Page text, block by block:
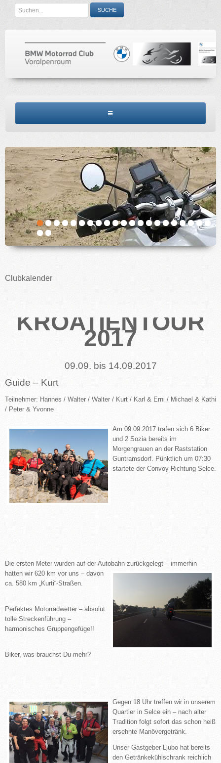
Search
...
SUCHE
CLUBINFO
TERMINE
ACCESSORIES
KONTAKT
IMPRESSUM
Clubkalender
KROATIENTOUR
2017
09.09. bis 14.09.2017
Guide – Kurt
Teilnehmer: Hannes / Walter / Walter / Kurt / Karl & Erni / Michael & Kathi
/ Peter & Yvonne
Am 09.09.2017 trafen sich 6 Biker
und 2 Sozia bereits im
Morgengrauen an der Raststation
Guntramsdorf. Pünktlich um 07:30
startete der Convoy Richtung Selce.
Die ersten Meter wurden auf der Autobahn zurückgelegt – immerhin
hatten wir 620 km vor uns – davon
ca. 580 km „Kurti“-Straßen.
Perfektes Motorradwetter – absolut
tolle Streckenführung –
harmonisches Gruppengefüge!!
Biker, was brauchst Du mehr?
Gegen 18 Uhr treffen wir in unserem
Quartier in Selce ein – nach alter
Tradition folgt sofort das schon heiß
ersehnte Manövergetränk.
Unser Gastgeber Ljubo hat bereits
den Getränkekühlschrank reichlich